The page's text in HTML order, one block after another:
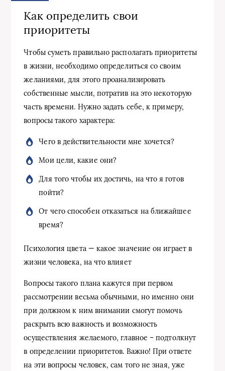
Как определить свои
приоритеты
Чтобы суметь правильно располагать приоритеты
в жизни, необходимо определиться со своим
желаниями, для этого проанализировать
собственные мысли, потратив на это некоторую
часть времени. Нужно задать себе, к примеру,
вопросы такого характера:
Чего в действительности мне хочется?
Мои цели, какие они?
Для того чтобы их достичь, на что я готов
пойти?
От чего способен отказаться на ближайшее
время?
Психология цвета — какое значение он играет в
жизни человека, на что влияет
Вопросы такого плана кажутся при первом
рассмотрении весьма обычными, но именно они
при должном к ним внимании смогут помочь
раскрыть всю важность и возможность
осуществления желаемого, главное – подтолкнут
в определении приоритетов. Важно! При ответе
на эти вопросы человек, сам того не зная, уже